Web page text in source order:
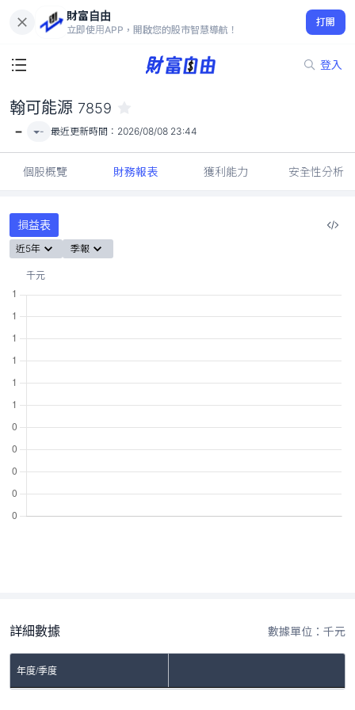
財富自由
立即使用APP，開啟您的股市智慧導航！
打開
登入
-
翰可能源 7859
- - 最近更新時間： 2026/08/08 23:44
個股概覽 財務報表 獲利能力 安全性分析
損益表
近5年 季報
詳細數據 數據單位：千元
年度/季度